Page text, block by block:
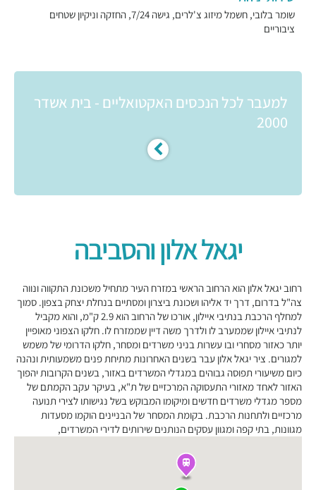
שומר בלובי, חשמל מיזוג צ'לרים, גישה 7/24, החזקה וניקיון שטחים
ציבוריים
למעבר לכל הנכסים האקטואליים - בית אשדר
2000
יגאל אלון והסביבה
רחוב יגאל אלון הוא הרחוב הראשי במזרח העיר מתחיל משכונת התקווה ונווה
צה"ל בדרום, דרך יד אליהו ושכונת ביצרון ומסתיים בנחלת יצחק בצפון. סמוך
למחלף הרכבת בנתיבי איילון, אורכו של הרחוב הוא 2.9 ק"מ, והוא מקביל
לנתיבי איילון שממערב לו ולדרך משה דיין שממזרח לו. חלקו הצפוני מאופיין
יותר כאזור מסחרי ובו עשרות בניני משרדים ומסחר, חלקו הדרומי של משמש
למגורים. ציר יגאל אלון עבר בשנים האחרונות מתיחת פנים משמעותית ונהנה
כיום משיעורי תפוסה גבוהים במגדלי המשרדים באזור, בשנים הקרובות יהפוך
האזור לאחד מאזורי התעסוקה המרכזיים של ת"א, בעיקר עקב הקמתם של
מספר מגדלי משרדים חדשים ומיקומו המבוקש בשל נגישותו לצירי תנועה
מרכזיים ולתחנות הרכבת. בקומת המסחר של הבניינים הוקמו מסעדות
מגוונות, בתי קפה ומגוון עסקים הנותנים שירותים לדירי המשרדים,